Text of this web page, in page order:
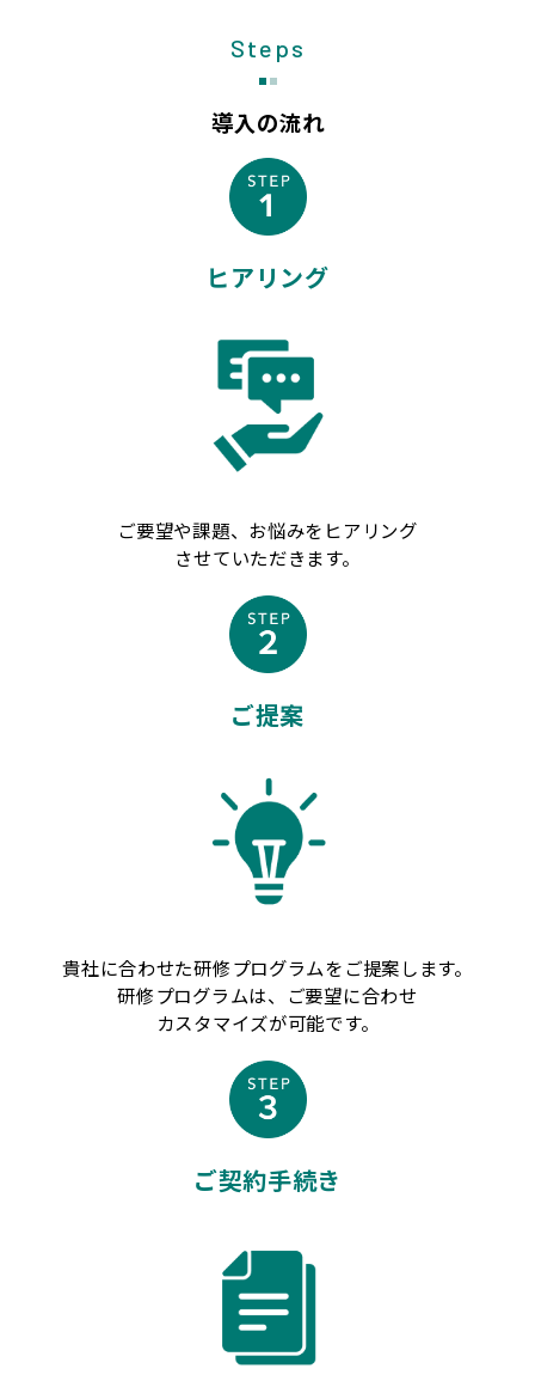
Steps
導入の流れ
ヒアリング
ご要望や課題、お悩みをヒアリング
させていただきます。
ご提案
貴社に合わせた研修プログラムをご提案します。
研修プログラムは、ご要望に合わせ
カスタマイズが可能です。
ご契約手続き